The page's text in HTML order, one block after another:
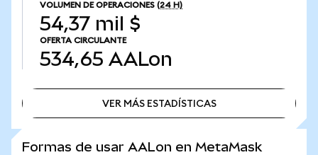
VOLUMEN DE OPERACIONES (24 H)
54,37 mil $
OFERTA CIRCULANTE
534,65 AALon
VER MÁS ESTADÍSTICAS
Formas de usar AALon en MetaMask